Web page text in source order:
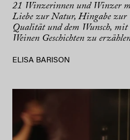
21 Winzerinnen und Winzer
Liebe zur Natur, Hingabe zur
Qualität und dem Wunsch, mit
Weinen Geschichten zu
ELISA BARISON